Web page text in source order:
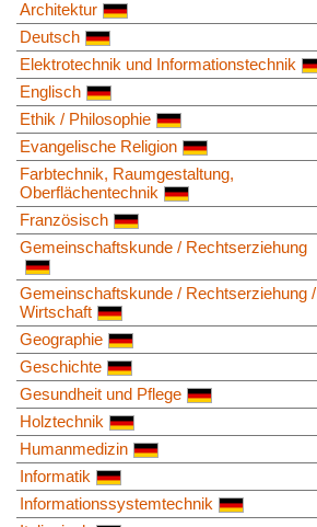
Architektur
Deutsch
Elektrotechnik und Informationstechnik
Englisch
Ethik / Philosophie
Evangelische Religion
Farbtechnik, Raumgestaltung,
Oberflächentechnik
Französisch
Gemeinschaftskunde / Rechtserziehung
Gemeinschaftskunde / Rechtserziehung /
Wirtschaft
Geographie
Geschichte
Gesundheit und Pflege
Holztechnik
Humanmedizin
Informatik
Informationssystemtechnik